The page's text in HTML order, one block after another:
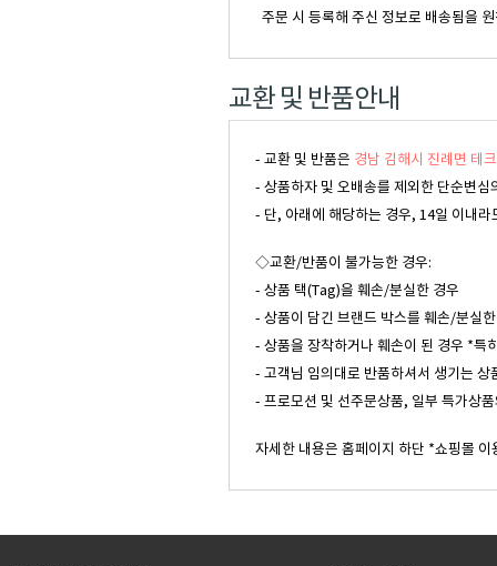
주문 시 등록해 주신 정보로 배송됨을
교환 및 반품안내
- 교환 및 반품은 경남 김해시 진례면 테
- 상품하자 및 오배송를 제외한 단순변
- 단, 아래에 해당하는 경우, 14일 이내
◇교환/반품이 불가능한 경우:
- 상품 택(Tag)을 훼손/분실한 경우
- 상품이 담긴 브랜드 박스를 훼손/분실
- 상품을 장착하거나 훼손이 된 경우 *특
- 고객님 임의대로 반품하셔서 생기는 상
- 프로모션 및 선주문상품, 일부 특가상
자세한 내용은 홈페이지 하단 *쇼핑몰